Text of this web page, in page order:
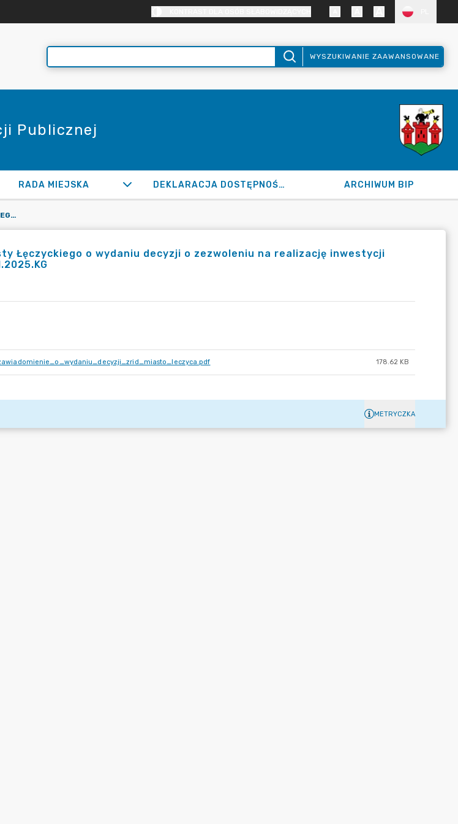
WYSZUKIWANIE ZAAWANSOWANE
Publicznej
RADA MIEJSKA DEKLARACJA DOSTĘPNOŚCI ARCHIWUM BIP
ZAWIADOMIENIE STAROSTY ŁĘCZYCKIEGO O WYDANIU DECYZJI O ZEZWOLENIU NA REALIZACJĘ INWESTYCJI DROGOWEJ - AB.6740.1.1.2025.KG
Łęczyckiego o wydaniu decyzji o zezwoleniu na realizację inwestycji
178.62 KB
METRYCZKA